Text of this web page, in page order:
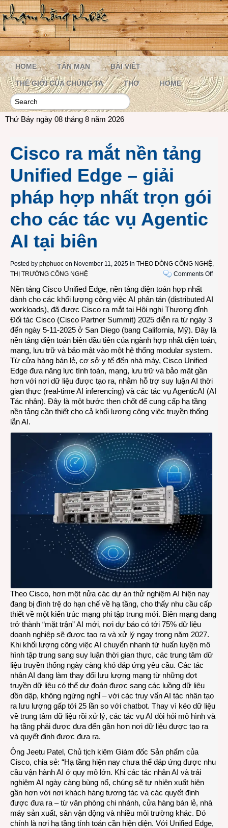
HOME TẢN MẠN BÀI VIẾT
THẾ GIỚI CỦA CHÚNG TA THƠ HOME
Thứ Bảy ngày 08 tháng 8 năm 2026
Cisco ra mắt nền tảng
Unified Edge – giải
pháp hợp nhất trọn gói
cho các tác vụ Agentic
AI tại biên
Posted by phphuoc on November 11, 2025 in THEO DÒNG CÔNG NGHỆ,
THỊ TRƯỜNG CÔNG NGHỆ
Comments Offon
mắt
Edge
hợp
nhất
Nền tảng Cisco Unified Edge, nền tảng điện toán hợp nhất
dành cho các khối lượng công việc AI phân tán (distributed AI
workloads), đã được Cisco ra mắt tại Hội nghị Thượng đỉnh
Đối tác Cisco (Cisco Partner Summit) 2025 diễn ra từ ngày 3
đến ngày 5-11-2025 ở San Diego (bang California, Mỹ). Đây là
nền tảng điện toán biên đầu tiên của ngành hợp nhất điện toán,
mạng, lưu trữ và bảo mật vào một hệ thống modular system.
Từ cửa hàng bán lẻ, cơ sở y tế đến nhà máy, Cisco Unified
Edge đưa năng lực tính toán, mạng, lưu trữ và bảo mật gần
hơn với nơi dữ liệu được tạo ra, nhằm hỗ trợ suy luận AI thời
gian thực (real-time AI inferencing) và các tác vụ AgenticAI (AI
Tác nhân). Đây là một bước then chốt để cung cấp hạ tầng
nền tảng cần thiết cho cả khối lượng công việc truyền thống
lẫn AI.
Theo Cisco, hơn một nửa các dự án thử nghiệm AI hiện nay
đang bị đình trệ do hạn chế về hạ tầng, cho thấy nhu cầu cấp
thiết về một kiến trúc mạng phi tập trung mới. Biên mạng đang
trở thành “mặt trận” AI mới, nơi dự báo có tới 75% dữ liệu
doanh nghiệp sẽ được tạo ra và xử lý ngay trong năm 2027.
Khi khối lượng công việc AI chuyển nhanh từ huấn luyện mô
hình tập trung sang suy luận thời gian thực, các trung tâm dữ
liệu truyền thống ngày càng khó đáp ứng yêu cầu. Các tác
nhân AI đang làm thay đổi lưu lượng mạng từ những đợt
truyền dữ liệu có thể dự đoán được sang các luồng dữ liệu
dồn dập, không ngừng nghỉ – với các truy vấn AI tác nhân tạo
ra lưu lượng gấp tới 25 lần so với chatbot. Thay vì kéo dữ liệu
về trung tâm dữ liệu rồi xử lý, các tác vụ AI đòi hỏi mô hình và
hạ tầng phải được đưa đến gần hơn nơi dữ liệu được tạo ra
và quyết định được đưa ra.
Ông Jeetu Patel, Chủ tịch kiêm Giám đốc Sản phẩm của
Cisco, chia sẻ: “Hạ tầng hiện nay chưa thể đáp ứng được nhu
cầu vận hành AI ở quy mô lớn. Khi các tác nhân AI và trải
nghiệm AI ngày càng bùng nổ, chúng sẽ tự nhiên xuất hiện
gần hơn với nơi khách hàng tương tác và các quyết định
được đưa ra – từ văn phòng chi nhánh, cửa hàng bán lẻ, nhà
máy sản xuất, sân vận động và nhiều môi trường khác. Đó
chính là nơi hạ tầng tính toán cần hiện diện. Với Unified Edge,